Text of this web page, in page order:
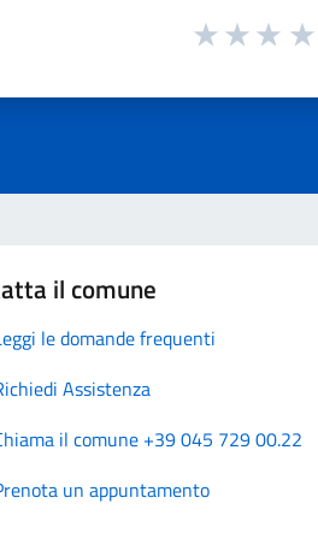
il comune
le domande frequenti
Assistenza
il comune +39 045 729 00.22
un appuntamento